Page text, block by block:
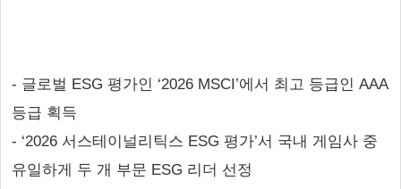
- 글로벌 ESG 평가인 ‘2026 MSCI’에서 최고 등급인 AAA
등급 획득
- ‘2026 서스테이널리틱스 ESG 평가’서 국내 게임사 중
유일하게 두 개 부문 ESG 리더 선정